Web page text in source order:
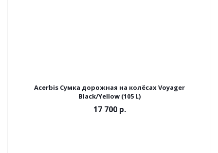
Acerbis Сумка дорожная на колёсах Voyager
Black/Yellow (105 L)
17 700р.